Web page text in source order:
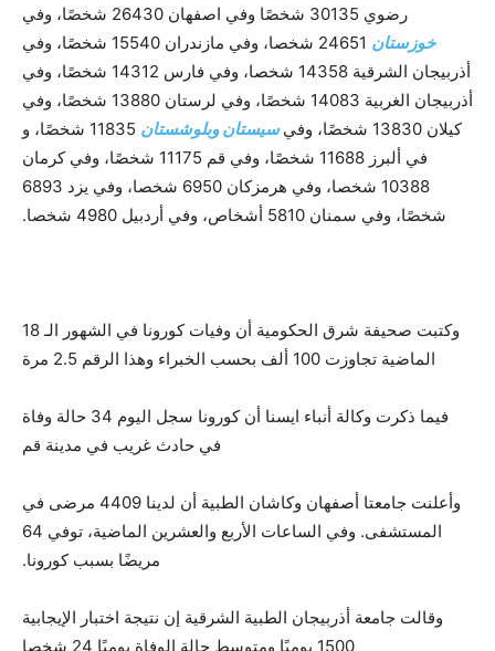
رضوي 30135 شخصًا وفي اصفهان 26430 شخصًا، وفي
خوزستان
24651 شخصا، وفي مازندران 15540 شخصًا، وفي
أذربيجان الشرقية 14358 شخصا، وفي فارس 14312 شخصًا، وفي
أذربيجان الغربية 14083 شخصًا، وفي لرستان 13880 شخصًا، وفي
كيلان 13830 شخصًا، وفي
سيستان وبلوشستان
11835 شخصًا، و
في ألبرز 11688 شخصًا، وفي قم 11175 شخصًا، وفي كرمان
10388 شخصا، وفي هرمزكان 6950 شخصا، وفي يزد 6893
شخصًا، وفي سمنان 5810 أشخاص، وفي أردبيل 4980 شخصا.
وكتبت صحيفة شرق الحكومية أن وفيات كورونا في الشهور الـ 18
الماضية تجاوزت 100 ألف بحسب الخبراء وهذا الرقم 2.5 مرة
فيما ذكرت وكالة أنباء ايسنا أن كورونا سجل اليوم 34 حالة وفاة
في حادث غريب في مدينة قم
وأعلنت جامعتا أصفهان وكاشان الطبية أن لدينا 4409 مرضى في
المستشفى. وفي الساعات الأربع والعشرين الماضية، توفي 64
مريضًا بسبب كورونا.
وقالت جامعة أذربيجان الطبية الشرقية إن نتيجة اختبار الإيجابية
1500 يوميًا ومتوسط حالة الوفاة يوميًا 24 شخصا